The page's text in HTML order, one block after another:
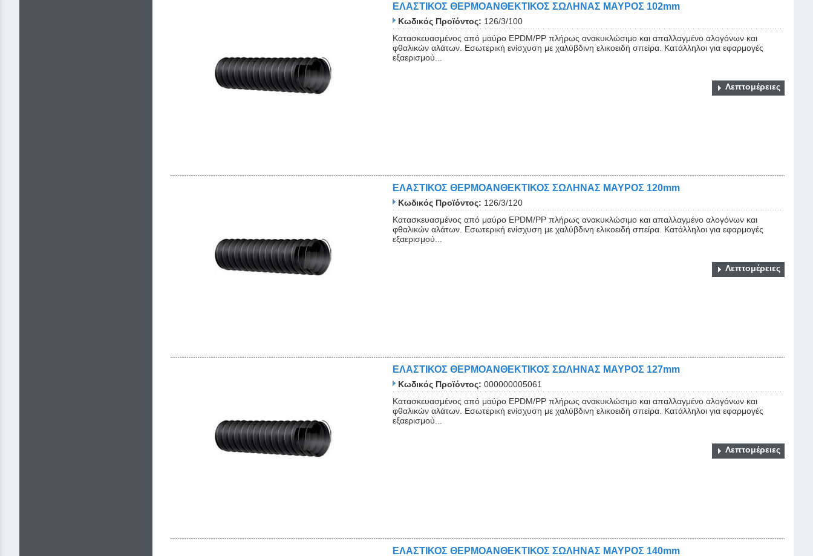
ΕΛΑΣΤΙΚΟΣ ΘΕΡΜΟΑΝΘΕΚΤΙΚΟΣ ΣΩΛΗΝΑΣ ΜΑΥΡΟΣ 102mm
Κωδικός Προϊόντος: 126/3/100
Κατασκευασμένος από μαύρο EPDM/PP πλήρως ανακυκλώσιμο και απαλλαγμένο αλογόνων και
φθαλικών αλάτων. Εσωτερική ενίσχυση με χαλύβδινη ελικοειδή σπείρα. Κατάλληλοι για εφαρμογές
εξαερισμού...
Λεπτομέρειες
ΕΛΑΣΤΙΚΟΣ ΘΕΡΜΟΑΝΘΕΚΤΙΚΟΣ ΣΩΛΗΝΑΣ ΜΑΥΡΟΣ 120mm
Κωδικός Προϊόντος: 126/3/120
Κατασκευασμένος από μαύρο EPDM/PP πλήρως ανακυκλώσιμο και απαλλαγμένο αλογόνων και
φθαλικών αλάτων. Εσωτερική ενίσχυση με χαλύβδινη ελικοειδή σπείρα. Κατάλληλοι για εφαρμογές
εξαερισμού...
Λεπτομέρειες
ΕΛΑΣΤΙΚΟΣ ΘΕΡΜΟΑΝΘΕΚΤΙΚΟΣ ΣΩΛΗΝΑΣ ΜΑΥΡΟΣ 127mm
Κωδικός Προϊόντος: 000000005061
Κατασκευασμένος από μαύρο EPDM/PP πλήρως ανακυκλώσιμο και απαλλαγμένο αλογόνων και
φθαλικών αλάτων. Εσωτερική ενίσχυση με χαλύβδινη ελικοειδή σπείρα. Κατάλληλοι για εφαρμογές
εξαερισμού...
Λεπτομέρειες
ΕΛΑΣΤΙΚΟΣ ΘΕΡΜΟΑΝΘΕΚΤΙΚΟΣ ΣΩΛΗΝΑΣ ΜΑΥΡΟΣ 140mm